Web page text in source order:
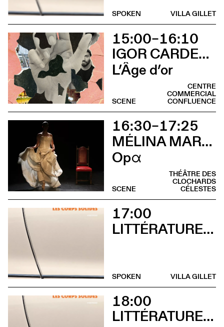
VILLA GILLET
SPOKEN
15:00–16:10
IGOR CARDELLINI & TOMAS GONZALEZ
L’Âge d’or
CENTRE
COMMERCIAL
CONFLUENCE
SCENE
16:30–17:25
MÉLINA MARTIN
Opα
THÉÂTRE DES
CLOCHARDS
CÉLESTES
SCENE
17:00
LITTÉRATURES SUISSES
VILLA GILLET
SPOKEN
18:00
LITTÉRATURES SUISSES